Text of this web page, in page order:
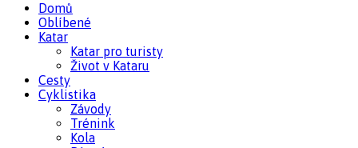
Domů
Oblíbené
Katar
Katar pro turisty
Život v Kataru
Cesty
Cyklistika
Závody
Trénink
Kola